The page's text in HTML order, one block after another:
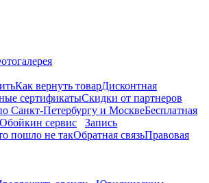
Как вернуть товарДисконтная
сертификатыСкидки от партнеров
Санкт-Петербургу и МосквеБесплатная
Обойкин сервис
Запись
пошло не такОбратная связьПравовая